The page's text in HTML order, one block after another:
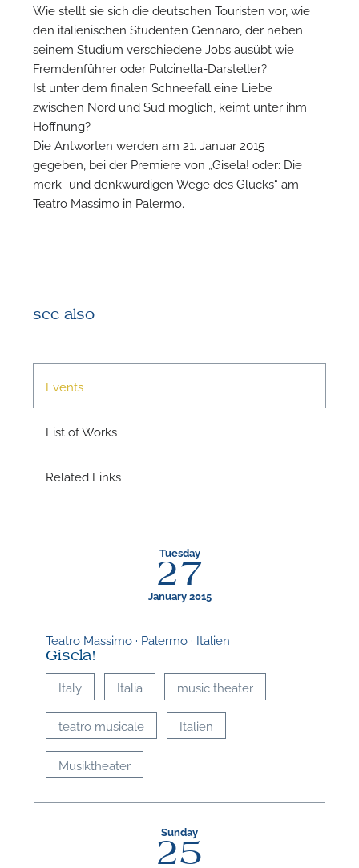
Wie stellt sie sich die deutschen Touristen vor, wie
den italienischen Studenten Gennaro, der neben
seinem Studium verschiedene Jobs ausübt wie
Fremdenführer oder Pulcinella-Darsteller?
Ist unter dem finalen Schneefall eine Liebe
zwischen Nord und Süd möglich, keimt unter ihm
Hoffnung?
Die Antworten werden am 21. Januar 2015
gegeben, bei der Premiere von „Gisela! oder: Die
merk- und denkwürdigen Wege des Glücks“ am
Teatro Massimo in Palermo.
see also
Events
List of Works
Related Links
Tuesday
27
January 2015
Teatro Massimo · Palermo · Italien
Gisela!
Italy Italia music theater
teatro musicale Italien
Musiktheater
Sunday
25